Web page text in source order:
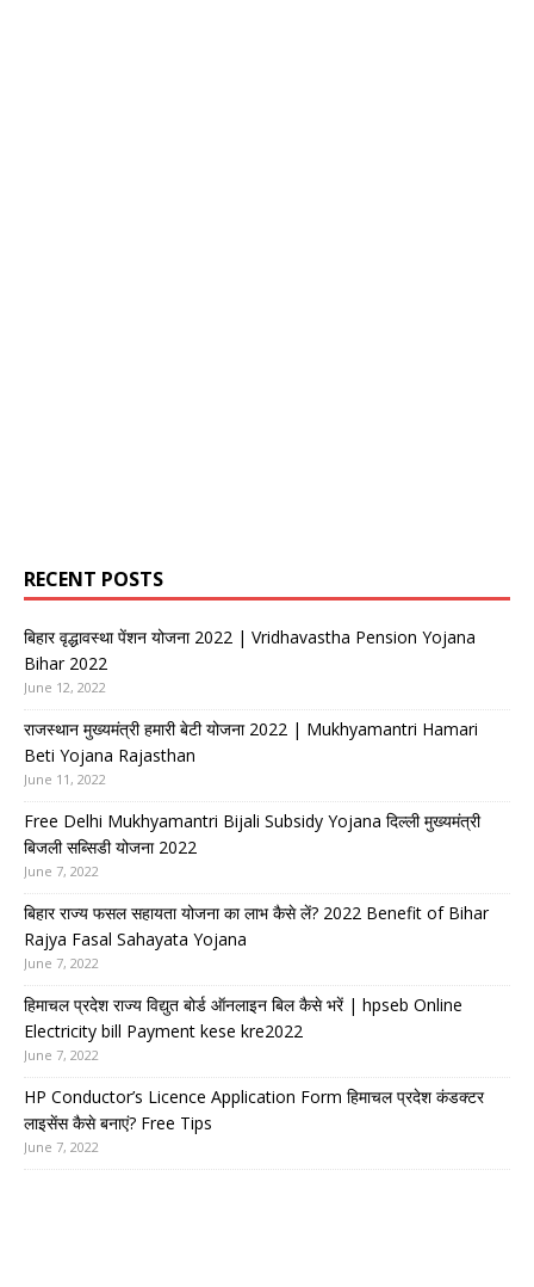
RECENT POSTS
बिहार वृद्धावस्था पेंशन योजना 2022 | Vridhavastha Pension Yojana
Bihar 2022
June 12, 2022
राजस्थान मुख्यमंत्री हमारी बेटी योजना 2022 | Mukhyamantri Hamari
Beti Yojana Rajasthan
June 11, 2022
Free Delhi Mukhyamantri Bijali Subsidy Yojana दिल्ली मुख्यमंत्री
बिजली सब्सिडी योजना 2022
June 7, 2022
बिहार राज्य फसल सहायता योजना का लाभ कैसे लें? 2022 Benefit of Bihar
Rajya Fasal Sahayata Yojana
June 7, 2022
हिमाचल प्रदेश राज्य विद्युत बोर्ड ऑनलाइन बिल कैसे भरें | hpseb Online
Electricity bill Payment kese kre2022
June 7, 2022
HP Conductor’s Licence Application Form हिमाचल प्रदेश कंडक्टर
लाइसेंस कैसे बनाएं? Free Tips
June 7, 2022